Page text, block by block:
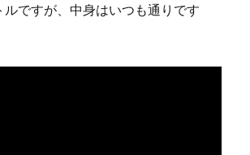
ルですが、中身はいつも通りです